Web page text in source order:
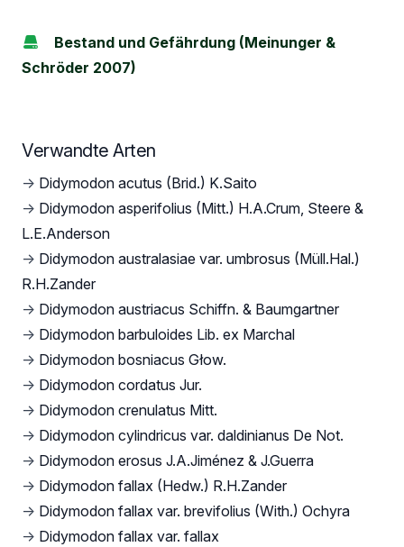
Bestand und Gefährdung (Meinunger &
Schröder 2007)
Verwandte Arten
→ Didymodon acutus (Brid.) K.Saito
→ Didymodon asperifolius (Mitt.) H.A.Crum, Steere &
L.E.Anderson
→ Didymodon australasiae var. umbrosus (Müll.Hal.)
R.H.Zander
→ Didymodon austriacus Schiffn. & Baumgartner
→ Didymodon barbuloides Lib. ex Marchal
→ Didymodon bosniacus Głow.
→ Didymodon cordatus Jur.
→ Didymodon crenulatus Mitt.
→ Didymodon cylindricus var. daldinianus De Not.
→ Didymodon erosus J.A.Jiménez & J.Guerra
→ Didymodon fallax (Hedw.) R.H.Zander
→ Didymodon fallax var. brevifolius (With.) Ochyra
→ Didymodon fallax var. fallax